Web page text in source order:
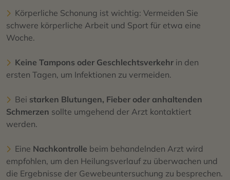
Körperliche Schonung ist wichtig: Vermeiden Sie
schwere körperliche Arbeit und Sport für etwa eine
Woche.
Keine Tampons oder Geschlechtsverkehr in den
ersten Tagen, um Infektionen zu vermeiden.
Bei starken Blutungen, Fieber oder anhaltenden
Schmerzen sollte umgehend der Arzt kontaktiert
werden.
Eine Nachkontrolle beim behandelnden Arzt wird
empfohlen, um den Heilungsverlauf zu überwachen und
die Ergebnisse der Gewebeuntersuchung zu besprechen.